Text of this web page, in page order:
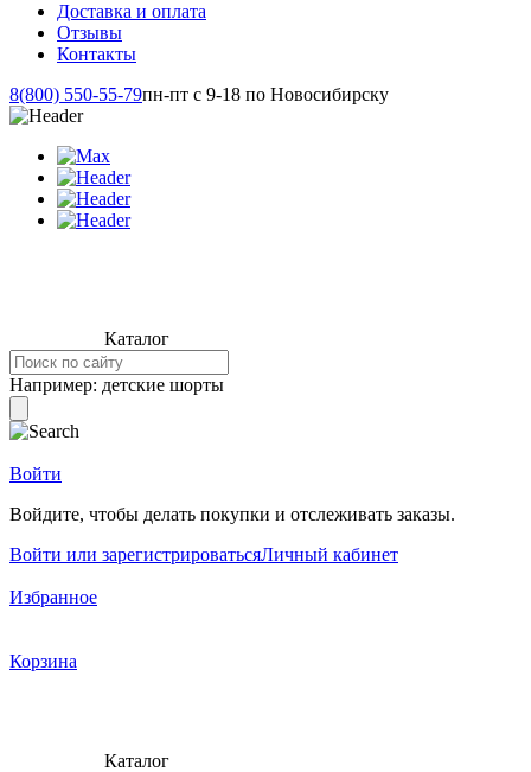
Доставка и оплата
Отзывы
Контакты
8(800) 550-55-79пн-пт с 9-18 по Новосибирску
Каталог
Например: детские шорты
Войти
Войдите, чтобы делать покупки и отслеживать заказы.
Войти или зарегистрироватьсяЛичный кабинет
Избранное
Корзина
Каталог